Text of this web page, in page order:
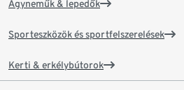
Ágyneműk & lepedők
Sporteszközök és sportfelszerelések
Kerti & erkélybútorok